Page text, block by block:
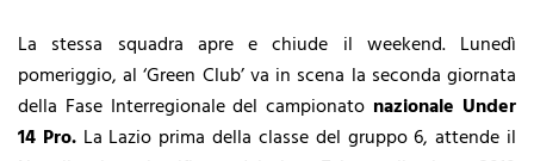
La stessa squadra apre e chiude il weekend. Lunedì
pomeriggio, al ‘Green Club’ va in scena la seconda giornata
della Fase Interregionale del campionato nazionale Under
14 Pro. La Lazio prima della classe del gruppo 6, attende il